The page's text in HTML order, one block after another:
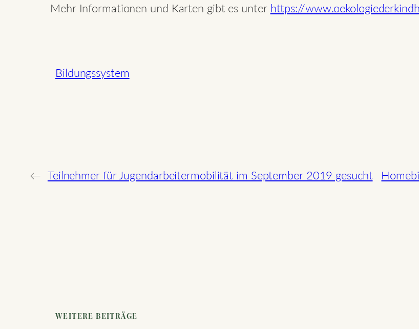
Mehr Informationen und Karten gibt es unter https://
Bildungssystem
← Teilnehmer für Jugendarbeitermobilität im September 2019 gesucht
WEITERE BEITRÄGE